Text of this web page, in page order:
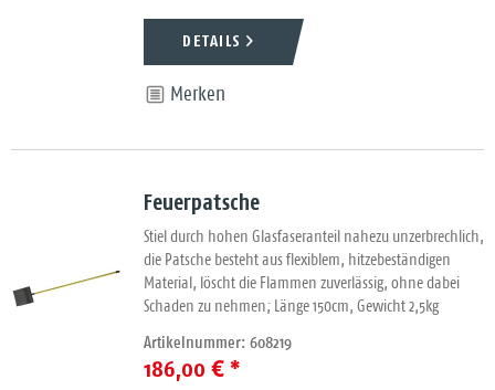
DETAILS
Merken
Feuerpatsche
Stiel durch hohen Glasfaseranteil nahezu unzerbrechlich,
die Patsche besteht aus flexiblem, hitzebeständigen
Material, löscht die Flammen zuverlässig, ohne dabei
Schaden zu nehmen; Länge 150cm, Gewicht 2,5kg
Artikelnummer: 608219
186,00 € *